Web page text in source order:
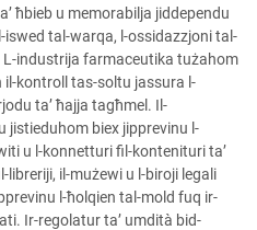
ħbieb u memorabilja jiddependu
tal-warqa, l-ossidazzjoni tal-
industrija farmaceutika tużahom
kontroll tas-soltu jassura l-
ta’ ħajja tagħmel. Il-
jistieduhom biex jipprevinu l-
u l-konnetturi fil-kontenituri ta’
il-mużewi u l-biroji legali
l-ħolqien tal-mold fuq ir-
Ir-regolatur ta’ umdità bid-